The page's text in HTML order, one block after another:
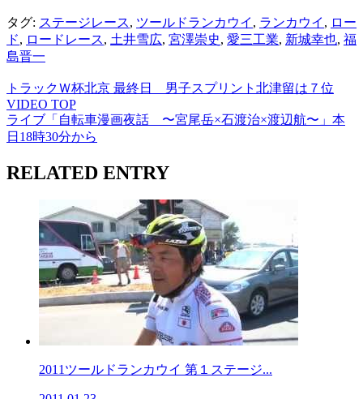
タグ: ステージレース, ツールドランカウイ , ランカウイ , ロー
ド, ロードレース, 土井雪広, 宮澤崇史, 愛三工業, 新城幸也, 福
島晋一
トラックＷ杯北京 最終日 男子スプリント北津留は７位
VIDEO TOP
ライブ「自転車漫画夜話 〜宮尾岳×石渡治×渡辺航〜」本
日18時30分から
RELATED ENTRY
2011ツールドランカウイ 第１ステージ...